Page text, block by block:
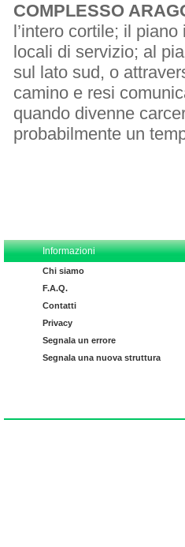
COMPLESSO
l’intero cortile; il
locali di servizio; al
sul lato sud, o
camino e resi
quando divenne
probabilmente un
Informazioni
Chi siamo
F.A.Q.
Contatti
Privacy
Segnala un errore
Segnala una nuova struttura